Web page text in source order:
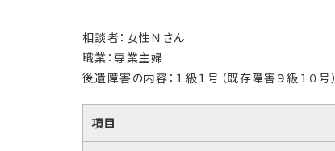
相談者：女性Ｎさん
職業：専業主婦
後遺障害の内容：１級１号（既存障害９級１０号）
項目